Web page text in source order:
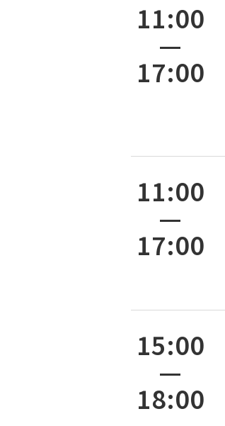
11:00
—
17:00
11:00
—
17:00
15:00
—
18:00